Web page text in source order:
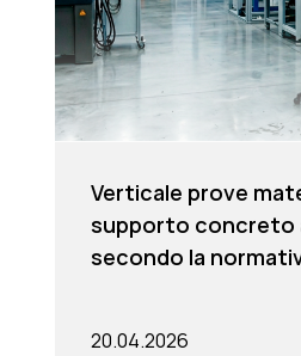
Verticale prove
supporto concreto
secondo la
20.04.2026